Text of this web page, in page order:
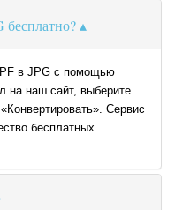
бесплатно?
в JPG с помощью
на наш сайт, выберите
Сервис
бесплатных